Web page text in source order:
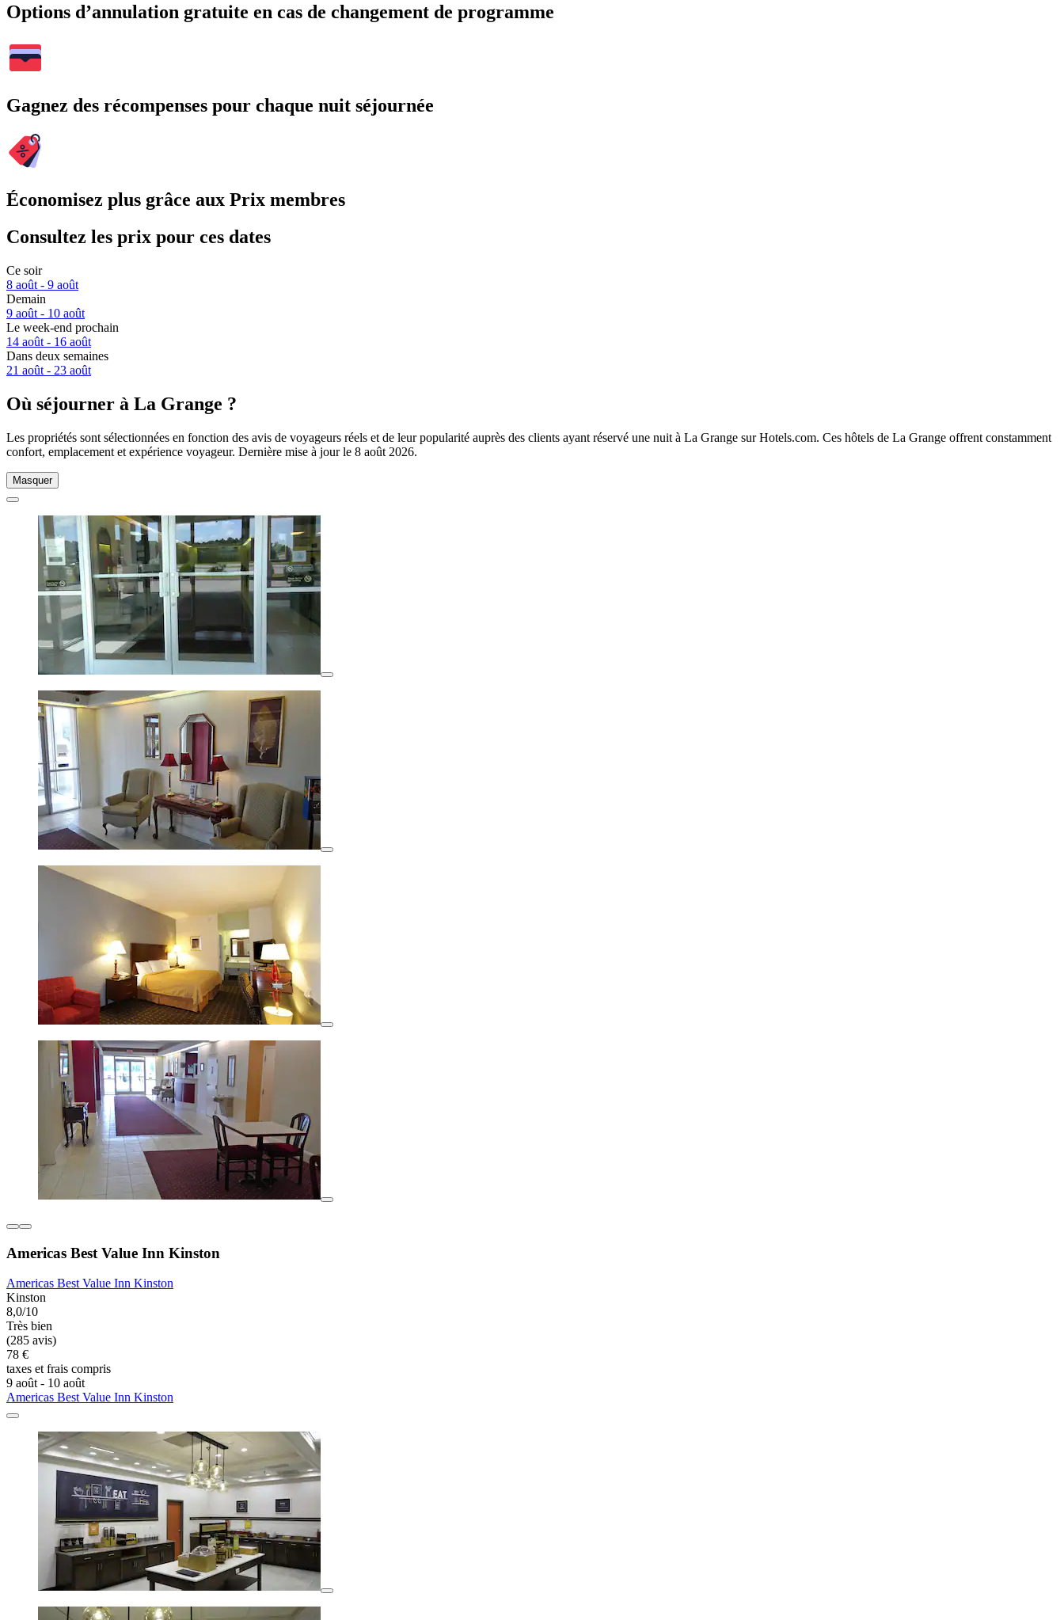
Options d’annulation gratuite en cas de changement de programme
Gagnez des récompenses pour chaque nuit séjournée
Économisez plus grâce aux Prix membres
Consultez les prix pour ces dates
Ce soir
8 août - 9 août
Demain
9 août - 10 août
Le week-end prochain
14 août - 16 août
Dans deux semaines
21 août - 23 août
Où séjourner à La Grange ?
Les propriétés sont sélectionnées en fonction des avis de voyageurs réels et de leur popularité auprès des clients ayant réservé une nuit à La Grange sur Hotels.com. Ces hôtels de La Grange offrent constamment
confort, emplacement et expérience voyageur. Dernière mise à jour le 8 août 2026.
Masquer
Americas Best Value Inn Kinston
Americas Best Value Inn Kinston
Kinston
8,0/10
Très bien
(285 avis)
78 €
taxes et frais compris
9 août - 10 août
Americas Best Value Inn Kinston